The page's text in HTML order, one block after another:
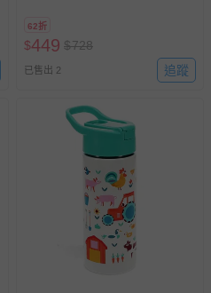
62折
$449 $728
已售出 2 追蹤